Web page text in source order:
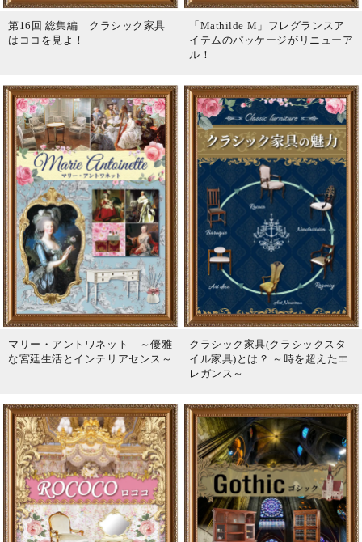
第16回 総集編 クラシック家具
はココを見よ！
「Mathilde M」フレグランスア
イテムのパッケージがリニューア
ル！
マリー・アントワネット ～優雅
な宮廷生活とインテリアセンス～
クラシック家具(クラシックスタ
イル家具)とは？ ～時を超えたエ
レガンス～